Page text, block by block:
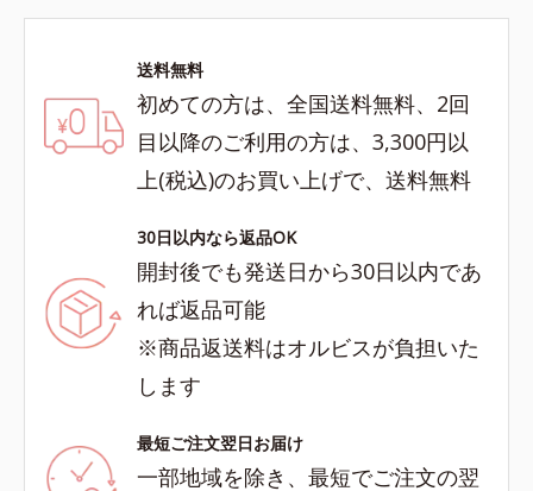
送料無料
初めての方は、全国送料無料、2回
目以降のご利用の方は、3,300円以
上(税込)のお買い上げで、送料無料
30日以内なら返品OK
開封後でも発送日から30日以内であ
れば返品可能
※商品返送料はオルビスが負担いた
します
最短ご注文翌日お届け
一部地域を除き、最短でご注文の翌